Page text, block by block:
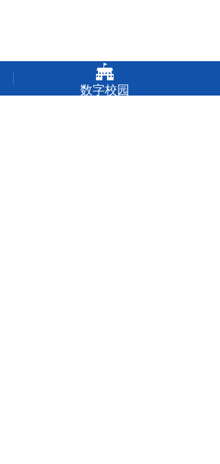

数字校园